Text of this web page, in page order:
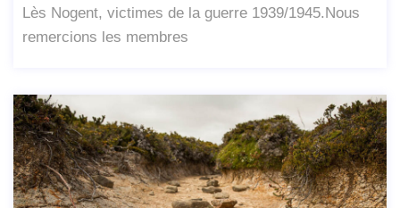
Lès Nogent, victimes de la guerre 1939/1945.Nous
remercions les membres